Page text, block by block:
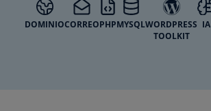
DOMINIOCORREOPHPMYSQLWORDPRESS
TOOLKIT
IA